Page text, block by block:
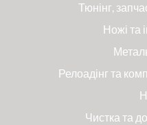
Тюнінг,
Ножі та
Релоадінг та
Чистка та